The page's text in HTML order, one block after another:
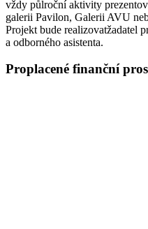
vždy půlroční aktivity
galerii Pavilon, Galerii AVU
Projekt bude realizovatžadatel
a odborného asistenta.
Proplacené finanční